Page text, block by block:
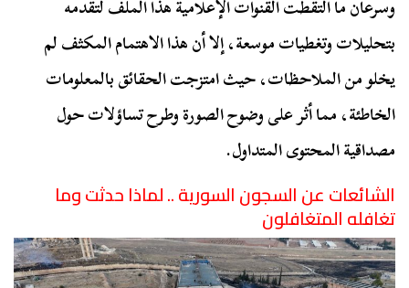
وسرعان ما التقطت القنوات الإعلامية هذا الملف لتقدمه
بتحليلات وتغطيات موسعة، إلا أن هذا الاهتمام المكثف لم
يخلو من الملاحظات، حيث امتزجت الحقائق بالمعلومات
الخاطئة، مما أثر على وضوح الصورة وطرح تساؤلات حول
مصداقية المحتوى المتداول.
الشائعات عن السجون السورية .. لماذا حدثت وما
تغافله المتغافلون